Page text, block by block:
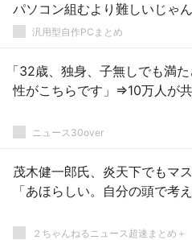
パソコン組むより難しいじゃん
汎用型自作PCまとめ
「32歳、独身、子無しでも満
性がこちらです」⇒10万人が
ニュース30over
茂木健一郎氏、炎天下でもマ
「あほらしい。自分の頭で考
２ちゃんねるニュース超速まとめ＋